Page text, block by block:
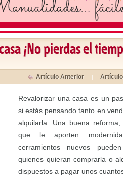
¡No pierdas el
Artículo Anterior
Revalorizar una casa es un
si estás pensando tanto en
alquilarla. Una buena
que le aporten
cerramientos nuevos
quienes quieran comprarla o
dispuestos a pagar unos